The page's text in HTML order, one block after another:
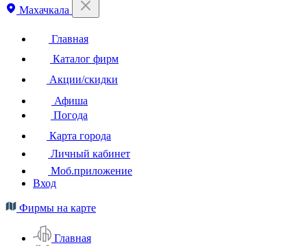
Махачкала
Главная
Каталог фирм
Акции/скидки
Афиша
Погода
Карта города
Личный кабинет
Моб.приложение
Вход
Фирмы на карте
Главная